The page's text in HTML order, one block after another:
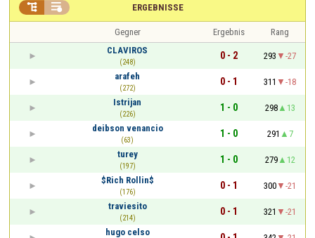
ERGEBNISSE
 
Gegner Ergebnis
Rang
CLAVIROS
(248)
0 - 2 293
-27
arafeh
(272)
0 - 1 311
-18
Istrijan
(226)
1 - 0 298
13
deibson venancio
(63)
1 - 0 291
7
turey
(197)
1 - 0 279
12
$Rich Rollin$
(176)
0 - 1 300
-21
traviesito
(214)
0 - 1 321
-21
hugo celso